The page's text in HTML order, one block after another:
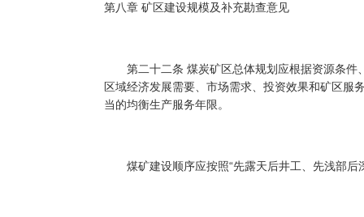
第八章 矿区建设规模及补充勘查意见
第二十二条 煤炭矿区总体规划应根据资源条件
区域经济发展需要、市场需求、投资效果和矿区服
当的均衡生产服务年限。
煤矿建设顺序应按照“先露天后井工、先浅部后